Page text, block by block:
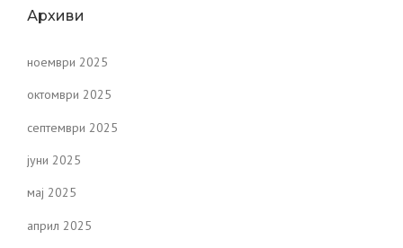
Архиви
ноември 2025
октомври 2025
септември 2025
јуни 2025
мај 2025
април 2025